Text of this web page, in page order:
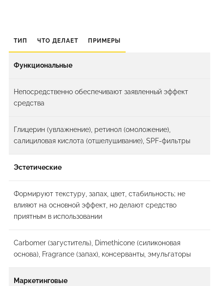
ТИП ЧТО ДЕЛАЕТ ПРИМЕРЫ
Функциональные
Непосредственно обеспечивают заявленный эффект
средства
Глицерин (увлажнение), ретинол (омоложение),
салициловая кислота (отшелушивание), SPF-фильтры
Эстетические
Формируют текстуру, запах, цвет, стабильность; не
влияют на основной эффект, но делают средство
приятным в использовании
Carbomer (загуститель), Dimethicone (силиконовая
основа), Fragrance (запах), консерванты, эмульгаторы
Маркетинговые